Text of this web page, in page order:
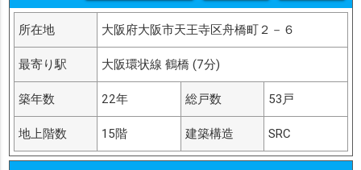
所在地 大阪府大阪市天王寺区舟橋町２－６
最寄り駅 大阪環状線 鶴橋 (7分)
築年数 22年 総戸数 53戸
地上階数 15階 建築構造 SRC